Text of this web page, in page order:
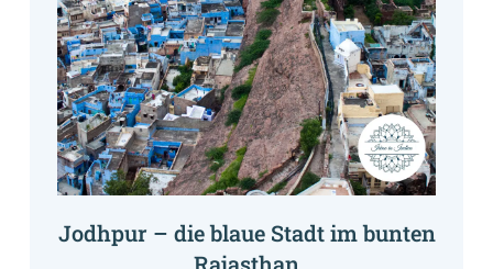
Jodhpur – die blaue Stadt im bunten